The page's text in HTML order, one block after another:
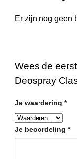
Er zijn nog geen
Wees de
Deospray
Je waardering *
Je beoordeling *